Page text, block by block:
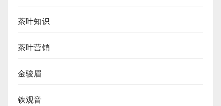
茶叶知识
茶叶营销
金骏眉
铁观音